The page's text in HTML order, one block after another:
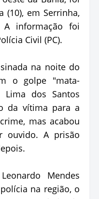
(10), em Serrinha,
informação foi
Civil (PC).
na noite do
o golpe "mata-
Lima dos Santos
da vítima para a
mas acabou
ouvido. A prisão
Mendes
na região, o